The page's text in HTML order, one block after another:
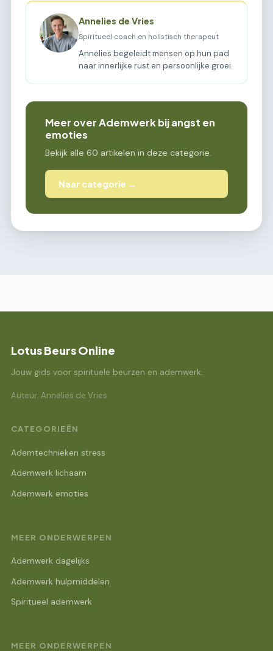
Annelies de Vries
Spiritueel coach en holistisch therapeut
Annelies begeleidt mensen op hun pad
naar innerlijke rust en persoonlijke groei.
Meer over Ademwerk bij angst en
emoties
Bekijk alle 60 artikelen in deze categorie.
Naar categorie →
Lotus Beurs Online
Jouw gids voor spirituele beurzen en ademwerk.
Auteur: Annelies de Vries
CATEGORIEËN
Ademtechnieken stress
Ademwerk lichaam
Ademwerk emoties
MEER ONDERWERPEN
Ademwerk dagelijks
Ademwerk hulpmiddelen
Spiritueel ademwerk
MEER ONDERWERPEN